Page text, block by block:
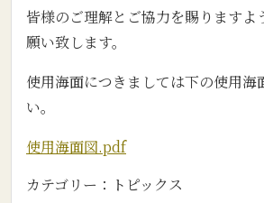
皆様のご理解とご協力を賜りますよ
願い致します。
使用海面につきましては下の使用海
い。
使用海面図.pdf
カテゴリー： トピックス